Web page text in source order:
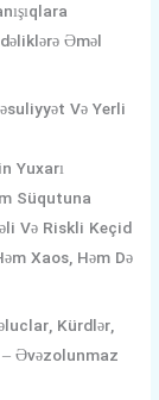
Əməl
Və Yerli
Yuxarı
Süqutuna
Və Riskli Keçid
Xaos, Həm Də
Kürdlər,
Əvəzolunmaz